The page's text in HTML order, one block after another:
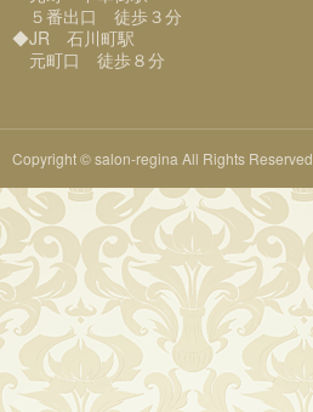
５番出口 徒歩３分
◆JR 石川町駅
元町口 徒歩８分
Copyright © salon-regina All Rights Reserved